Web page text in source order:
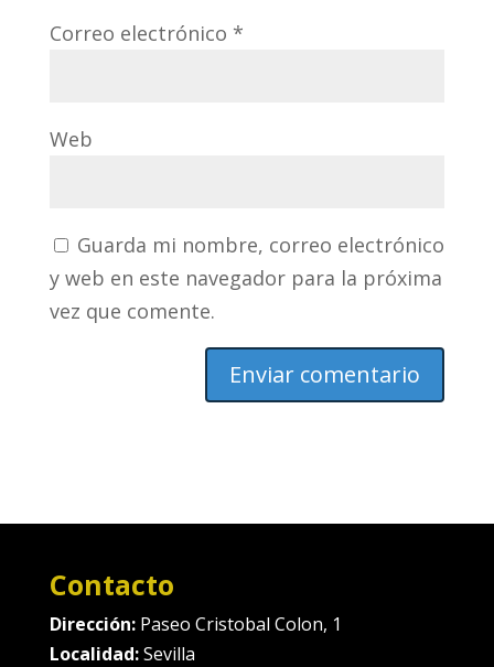
Correo electrónico *
Web
Guarda mi nombre, correo electrónico
y web en este navegador para la próxima
vez que comente.
Contacto
Dirección: Paseo Cristobal Colon, 1
Localidad:Sevilla